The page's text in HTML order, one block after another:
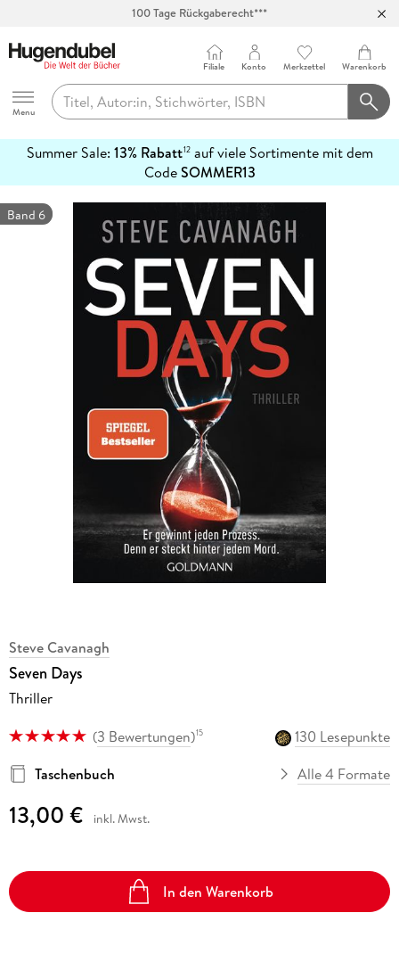
100 Tage Rückgaberecht***
Hugendubel
Menu
Filiale Konto Merkzettel Warenkorb
Summer Sale: 13% Rabatt12auf viele Sortimente mit dem
CodeSOMMER13
erfahren
Band 6
Steve Cavanagh
Seven Days
Thriller
(3 Bewertungen)15
130 Lesepunkte
Taschenbuch
Alle 4 Formate
13,00 € inkl. Mwst.
In den Warenkorb